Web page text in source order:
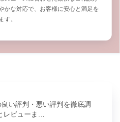
かな対応で、お客様に安心と満足を
す。
い評判・悪い評判を徹底調
レビューま…